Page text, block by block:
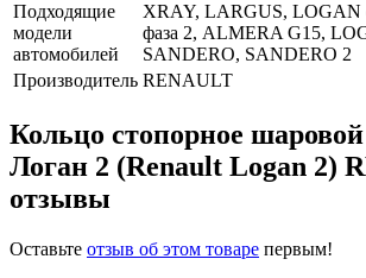
Подходящие
модели
автомобилей
XRAY, LARGUS, LOGAN
фаза 2, ALMERA G15,
SANDERO, SANDERO 2
Производитель RENAULT
Кольцо стопорное
Логан 2 (Renault Logan 2)
отзывы
Оставьте отзыв об этом товаре первым!